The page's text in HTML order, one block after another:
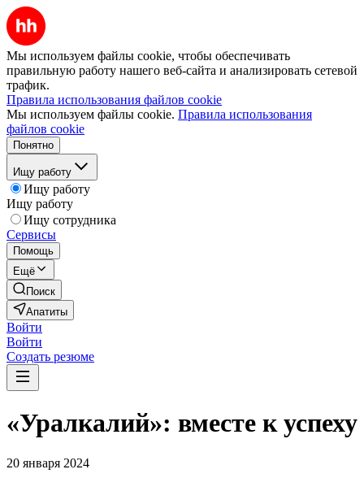
Мы используем файлы cookie, чтобы обеспечивать
правильную работу нашего веб-сайта и анализировать сетевой
трафик.
Правила использования файлов cookie
Мы используем файлы cookie. Правила использования
файлов cookie
Понятно
Ищу работу
Ищу работу
Ищу работу
Ищу сотрудника
Сервисы
Помощь
Ещё
Поиск
Апатиты
Войти
Войти
Создать резюме
«Уралкалий»: вместе к успеху
20 января 2024